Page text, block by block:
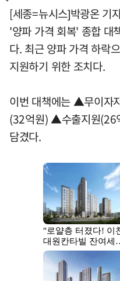
[세종=뉴시스]박광온 기
'양파 가격 회복' 종합 대
다. 최근 양파 가격 하락
지원하기 위한 조치다.
이번 대책에는 ▲무이자
(32억원) ▲수출지원(26
담겼다.